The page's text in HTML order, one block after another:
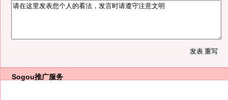
Sogou推广服务